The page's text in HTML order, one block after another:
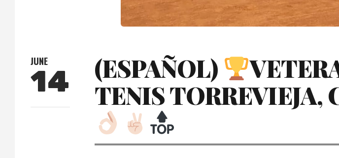
JUNE
14 (ESPAÑOL)
TENIS TORREVIEJA,